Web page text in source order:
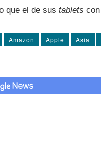
que el de sus tablets con
Amazon Apple Asia